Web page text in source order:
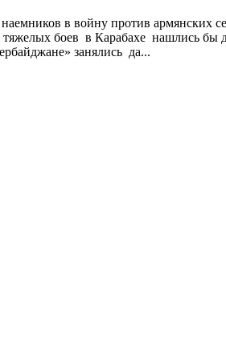
в войну против армянских
боев в Карабахе нашлись
занялись да...